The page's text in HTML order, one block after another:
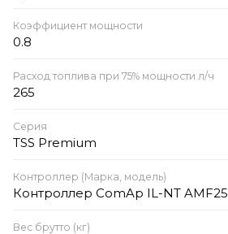
Коэффициент мощности
0.8
Расход топлива при 75% мощности л/ч
265
Серия
TSS Premium
Контроллер (Марка, модель)
Контроллер ComAp IL-NT AMF25
Вес брутто (кг)